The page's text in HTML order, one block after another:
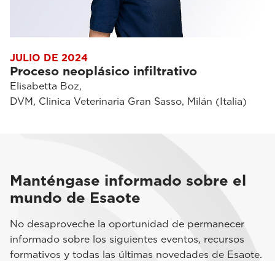
JULIO DE 2024
Proceso neoplásico infiltrativo
Elisabetta Boz,
DVM, Clinica Veterinaria Gran Sasso, Milán (Italia)
Manténgase informado sobre el
mundo de Esaote
No desaproveche la oportunidad de permanecer
informado sobre los siguientes eventos, recursos
formativos y todas las últimas novedades de Esaote.